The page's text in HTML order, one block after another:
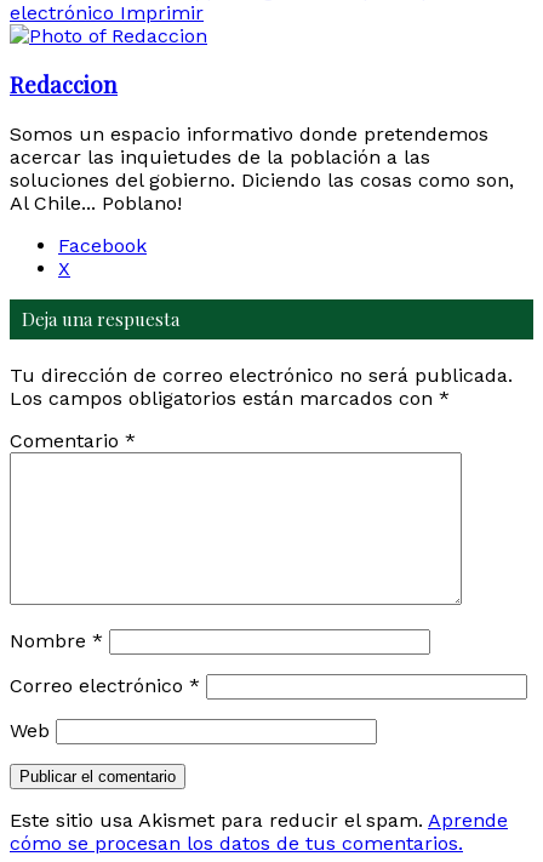
electrónico Imprimir
Redaccion
Somos un espacio informativo donde pretendemos
acercar las inquietudes de la población a las
soluciones del gobierno. Diciendo las cosas como son,
Al Chile... Poblano!
Facebook
X
Deja una respuesta
Tu dirección de correo electrónico no será publicada.
Los campos obligatorios están marcados con *
Comentario *
Nombre *
Correo electrónico *
Web
Este sitio usa Akismet para reducir el spam. Aprende
cómo se procesan los datos de tus comentarios.